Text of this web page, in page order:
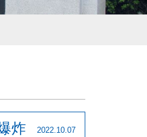
2022.10.07
炸